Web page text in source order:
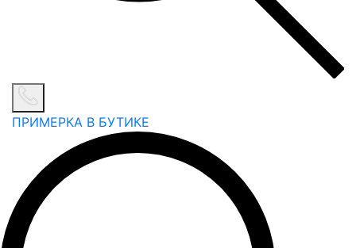
ПРИМЕРКА В БУТИКЕ